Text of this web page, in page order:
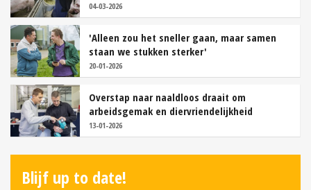
04-03-2026
'Alleen zou het sneller gaan, maar samen
staan we stukken sterker'
20-01-2026
Overstap naar naaldloos draait om
arbeidsgemak en diervriendelijkheid
13-01-2026
Blijf up to date!